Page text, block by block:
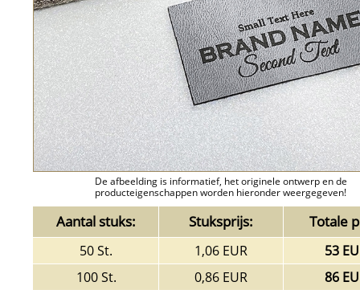
De afbeelding is informatief, het originele ontwerp en de
producteigenschappen worden hieronder weergegeven!
Aantal stuks: Stuksprijs: Totale
50 St. 1,06 EUR
53
100 St.
0,86 EUR
86